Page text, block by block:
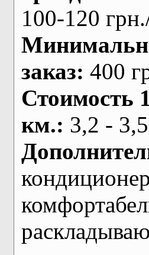
100-120
заказ: 400
Стоимость
км.: 3,2 -